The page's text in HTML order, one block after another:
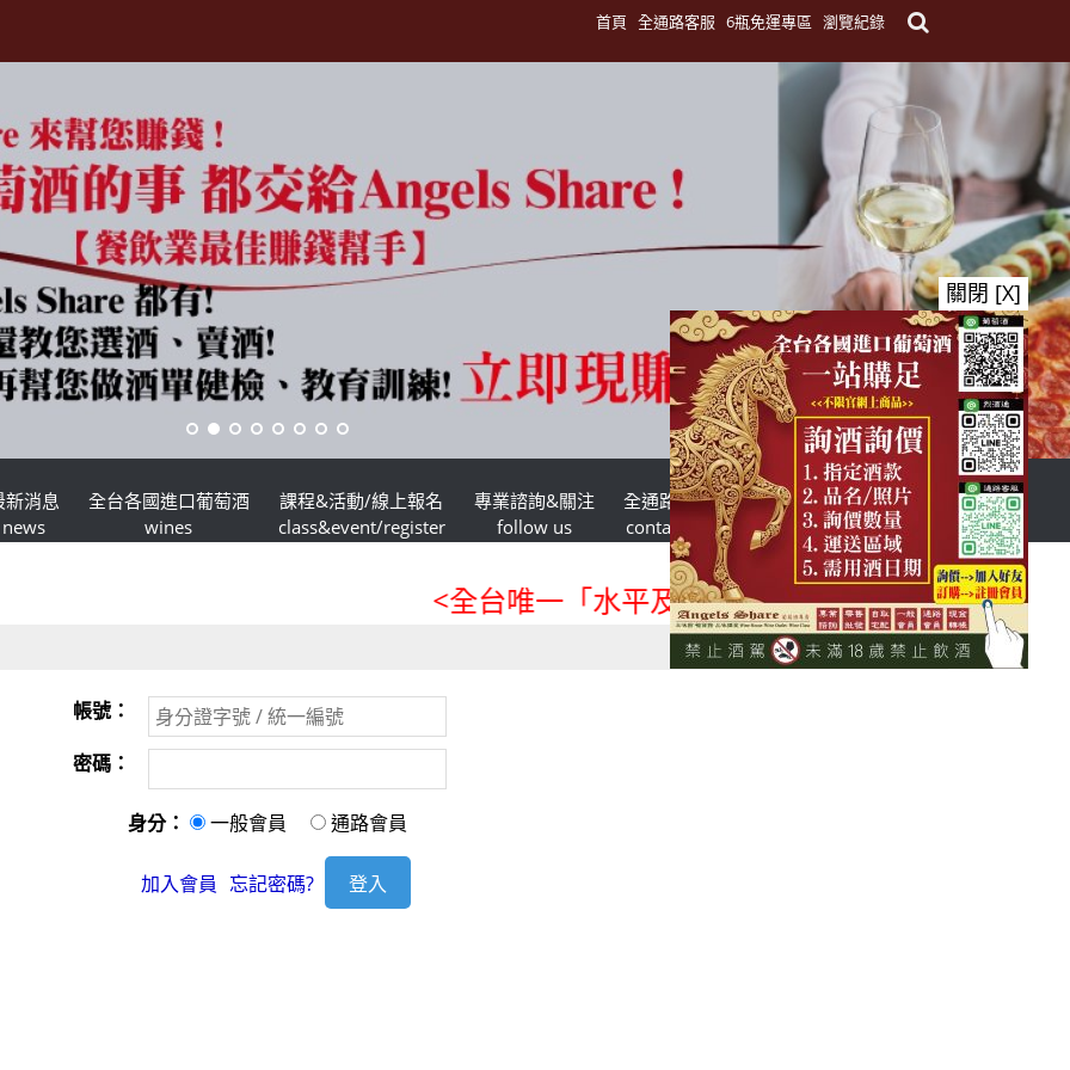
首頁 全通路客服 6瓶免運專區 瀏覽紀錄
新消息
news
全台各國進口葡萄酒
wines
課程&活動/線上報名
class&event/register
專業諮詢&關注
follow us
全通路客服
contact us
台灣酒商聯盟
TWSMA
首頁 會員登入
<全台唯一「水平及垂直整合、一次購足」各國進
帳號：
密碼：
身分： 一般會員 通路會員
加入會員 忘記密碼?
關閉 [X]